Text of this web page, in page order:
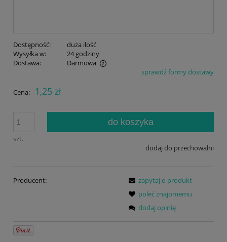
Dostępność:
duża ilość
Wysyłka w:
24 godziny
Dostawa:
Darmowa
Cena nie zawiera ewentualnych kosztów płatnościsprawdź formy dostawy
Cena: 1,25 zł
szt.
do koszyka
dodaj do przechowalni
Producent: -
zapytaj o produkt
poleć znajomemu
dodaj opinię